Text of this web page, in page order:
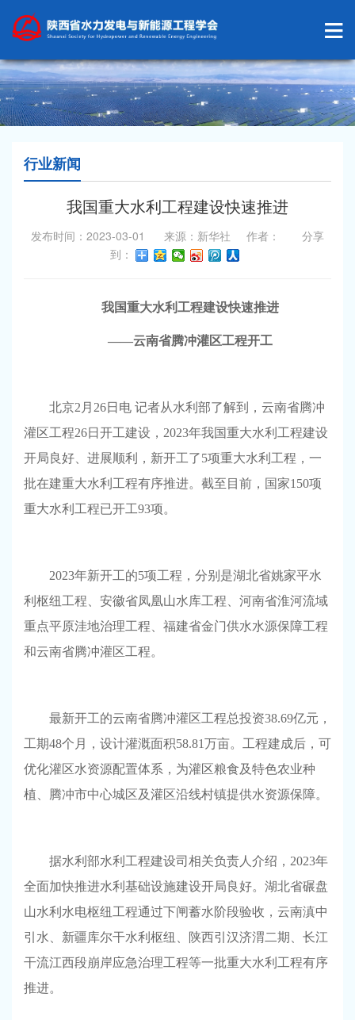
行业新闻
我国重大水利工程建设快速推进
发布时间：2023-03-01 来源：新华社 作者： 分享
到：
我国重大水利工程建设快速推进
——云南省腾冲灌区工程开工
北京2月26日电 记者从水利部了解到，云南省腾冲
灌区工程26日开工建设，2023年我国重大水利工程建设
开局良好、进展顺利，新开工了5项重大水利工程，一
批在建重大水利工程有序推进。截至目前，国家150项
重大水利工程已开工93项。
2023年新开工的5项工程，分别是湖北省姚家平水
利枢纽工程、安徽省凤凰山水库工程、河南省淮河流域
重点平原洼地治理工程、福建省金门供水水源保障工程
和云南省腾冲灌区工程。
最新开工的云南省腾冲灌区工程总投资38.69亿元，
工期48个月，设计灌溉面积58.81万亩。工程建成后，可
优化灌区水资源配置体系，为灌区粮食及特色农业种
植、腾冲市中心城区及灌区沿线村镇提供水资源保障。
据水利部水利工程建设司相关负责人介绍，2023年
全面加快推进水利基础设施建设开局良好。湖北省碾盘
山水利水电枢纽工程通过下闸蓄水阶段验收，云南滇中
引水、新疆库尔干水利枢纽、陕西引汉济渭二期、长江
干流江西段崩岸应急治理工程等一批重大水利工程有序
推进。